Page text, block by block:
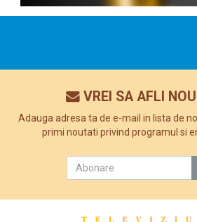
VREI SA AFLI
Adauga adresa ta de e-mail in lista de
primi noutati privind programul si